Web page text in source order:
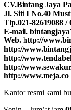
CV.Bintang Jaya
Jl. Siti I No.40
Tlp.021-82619088 /
E-mail.
Web. http://
http://
http://
http://
http://www.meja.co
Kantor resmi kami